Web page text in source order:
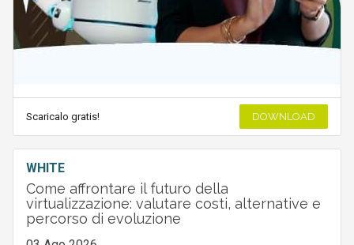
Scaricalo gratis! DOWNLOAD
WHITE
Come affrontare il futuro della
virtualizzazione: valutare costi, alternative e
percorso di evoluzione